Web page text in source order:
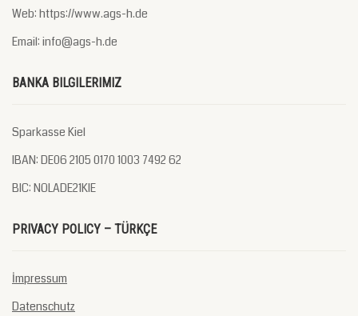
Web: https://www.ags-h.de
Email: info@ags-h.de
BANKA BILGILERIMIZ
Sparkasse Kiel
IBAN: DE06 2105 0170 1003 7492 62
BIC: NOLADE21KIE
PRIVACY POLICY – TÜRKÇE
İmpressum
Datenschutz